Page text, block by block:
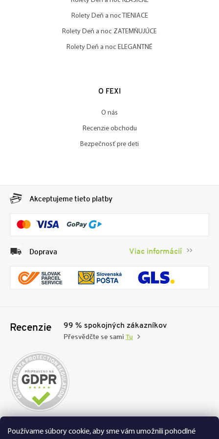
Používame súbory cookie, aby sme vám umožnili pohodlné
Rolety Deň a noc TIENIACE
Rolety Deň a noc ZATEMŇUJÚCE
Rolety Deň a noc ELEGANTNÉ
O FEXI
O nás
Recenzie obchodu
Bezpečnosť pre deti
Akceptujeme tieto platby
Doprava Viac informácií
Recenzie 99 % spokojných zákazníkov
Přesvědčte se sami Tu
Nakupujte na FEXI bezpečne a bez obáv. Vďaka